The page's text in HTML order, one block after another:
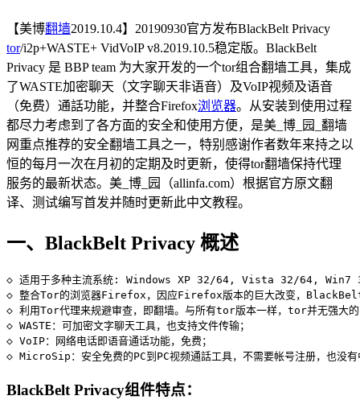
【美博翻墙2019.10.4】20190930官方发布BlackBelt Privacy
tor/i2p+WASTE+ VidVoIP v8.2019.10.5稳定版。BlackBelt
Privacy 是 BBP team 为大家开发的一个tor组合翻墙工具，集成
了WASTE加密聊天（文字聊天非语音）及VoIP视频及语音
（免费）通話功能，并整合Firefox浏览器。从安装到使用过程
都尽力考虑到了各方面的安全和使用方便，是美_博_园_翻墙
网重点推荐的安全翻墙工具之一，特别感谢作者数年来持之以
恒的每月一次在月初的定期及时更新，使得tor翻墙保持代理
服务的最新状态。美_博_园（allinfa.com）根据官方原文翻
译、测试编写首发并随时更新此中文教程。
一、BlackBelt Privacy 概述
◇ 适用于多种主流系统: Windows XP 32/64, Vista 32/64,
◇ 整合Tor的浏览器Firefox，因应Firefox版本的巨大改变，BlackBelt
◇ 利用Tor代理来规避审查，即翻墙。与所有tor版本一样，tor并无强
◇ WASTE：可加密文字聊天工具，也支持文件传输；
◇ VoIP：网络电话即语音通话功能，免费；
BlackBelt Privacy组件特点：